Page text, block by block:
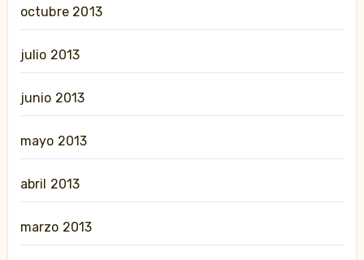
octubre 2013
julio 2013
junio 2013
mayo 2013
abril 2013
marzo 2013